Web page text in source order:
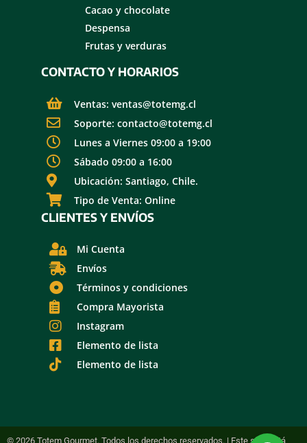
Cacao y chocolate
Despensa
Frutas y verduras
CONTACTO Y HORARIOS
Ventas: ventas@totemg.cl
Soporte: contacto@totemg.cl
Lunes a Viernes 09:00 a 19:00
Sábado 09:00 a 16:00
Ubicación: Santiago, Chile.
Tipo de Venta: Online
CLIENTES Y ENVÍOS
Mi Cuenta
Envíos
Términos y condiciones
Compra Mayorista
Instagram
Elemento de lista
Elemento de lista
© 2026 Totem Gourmet. Todos los derechos reservados. | Este sitio está